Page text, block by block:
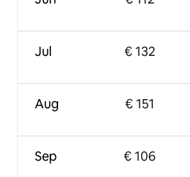
Jul
Aug
Sep
€ 132
€ 151
€ 106